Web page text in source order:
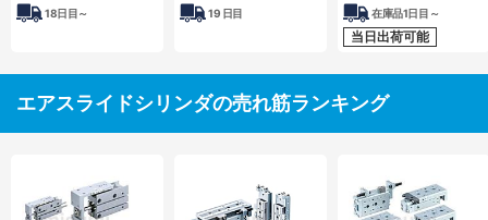
18日目～ 19 日目 在庫品1日目～
当日出荷可能
エアスライドシリンダの売れ筋ランキング